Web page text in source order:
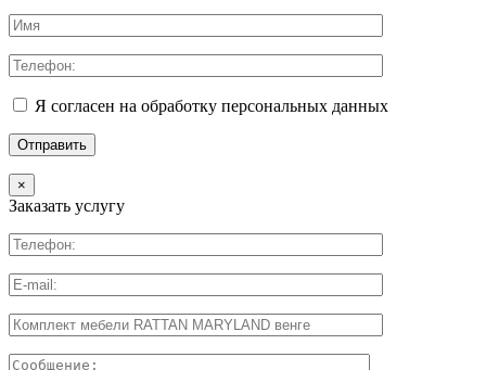
Я согласен на обработку персональных данных
×
Заказать услугу